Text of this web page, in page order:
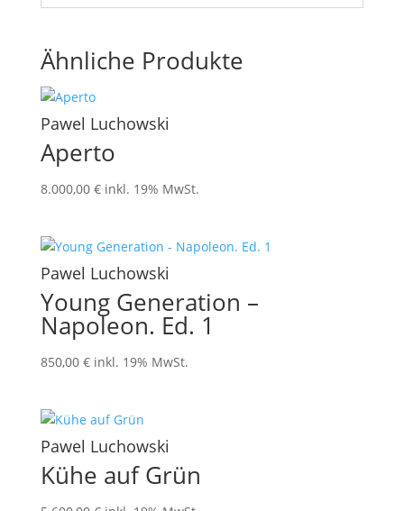
Ähnliche Produkte
Pawel Luchowski
Aperto
8.000,00 € inkl. 19% MwSt.
Pawel Luchowski
Young Generation –
Napoleon. Ed. 1
850,00 € inkl. 19% MwSt.
Pawel Luchowski
Kühe auf Grün